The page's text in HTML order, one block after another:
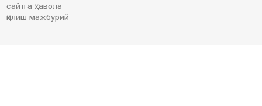
сайтга ҳавола
қилиш мажбурий